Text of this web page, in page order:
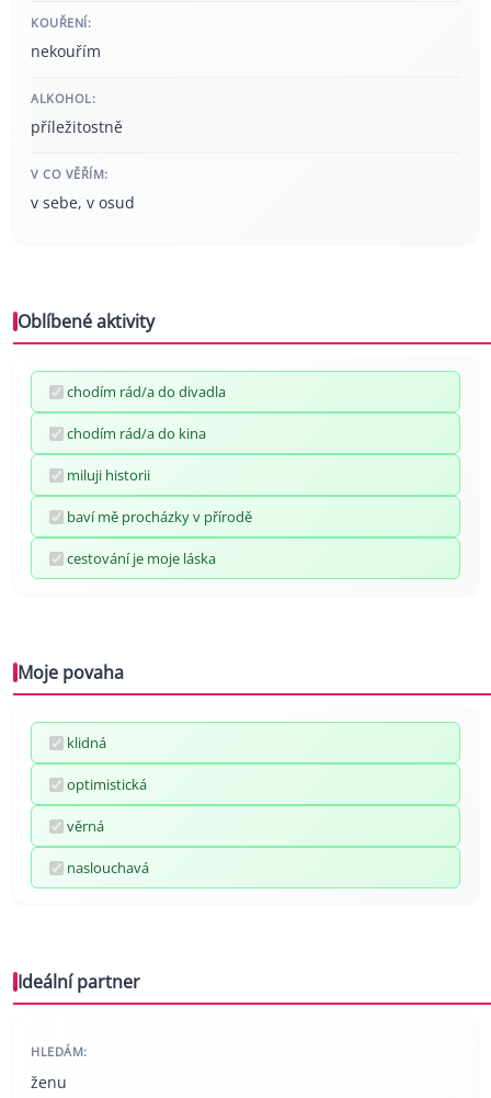
KOUŘENÍ:
nekouřím
ALKOHOL:
příležitostně
V CO VĚŘÍM:
v sebe, v osud
Oblíbené aktivity
chodím rád/a do divadla
chodím rád/a do kina
miluji historii
baví mě procházky v přírodě
cestování je moje láska
Moje povaha
klidná
optimistická
věrná
naslouchavá
Ideální partner
HLEDÁM:
ženu